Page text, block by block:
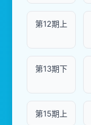
第12期上
第13期下
第15期上